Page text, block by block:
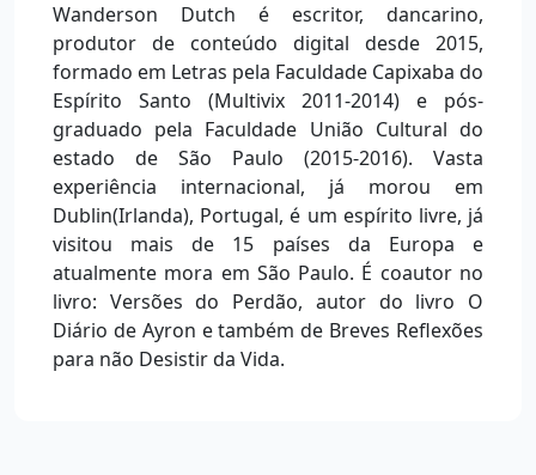
Wanderson Dutch é escritor, dancarino,
produtor de conteúdo digital desde 2015,
formado em Letras pela Faculdade Capixaba do
Espírito Santo (Multivix 2011-2014) e pós-
graduado pela Faculdade União Cultural do
estado de São Paulo (2015-2016). Vasta
experiência internacional, já morou em
Dublin(Irlanda), Portugal, é um espírito livre, já
visitou mais de 15 países da Europa e
atualmente mora em São Paulo. É coautor no
livro: Versões do Perdão, autor do livro O
Diário de Ayron e também de Breves Reflexões
para não Desistir da Vida.